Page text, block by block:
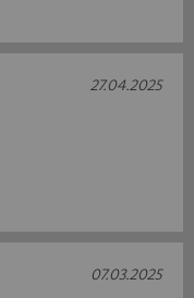
27.04.2025
07.03.2025